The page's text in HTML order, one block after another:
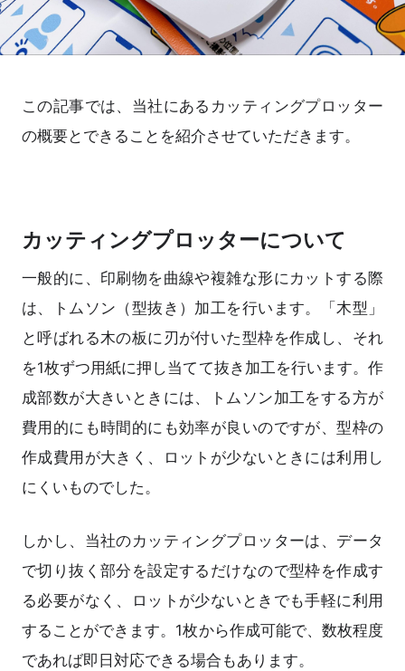
この記事では、当社にあるカッティングプロッター
の概要とできることを紹介させていただきます。
カッティングプロッターについて
一般的に、印刷物を曲線や複雑な形にカットする際
は、トムソン（型抜き）加工を行います。「木型」
と呼ばれる木の板に刃が付いた型枠を作成し、それ
を1枚ずつ用紙に押し当てて抜き加工を行います。作
成部数が大きいときには、トムソン加工をする方が
費用的にも時間的にも効率が良いのですが、型枠の
作成費用が大きく、ロットが少ないときには利用し
にくいものでした。
しかし、当社のカッティングプロッターは、データ
で切り抜く部分を設定するだけなので型枠を作成す
る必要がなく、ロットが少ないときでも手軽に利用
することができます。1枚から作成可能で、数枚程度
であれば即日対応できる場合もあります。